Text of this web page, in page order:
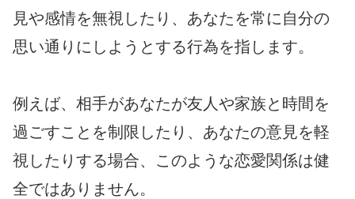
見や感情を無視したり、あなたを常に自分の
思い通りにしようとする行為を指します。
例えば、相手があなたが友人や家族と時間を
過ごすことを制限したり、あなたの意見を軽
視したりする場合、このような恋愛関係は健
全ではありません。